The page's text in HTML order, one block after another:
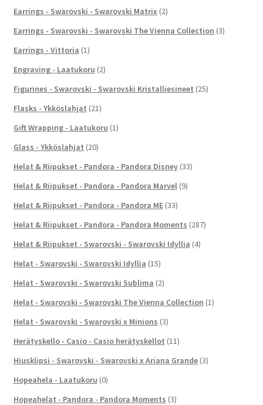
Earrings - Swarovski - Swarovski Matrix (2)
Earrings - Swarovski - Swarovski The Vienna Collection (3)
Earrings - Vittoria (1)
Engraving - Laatukoru (2)
Figurines - Swarovski - Swarovski Kristalliesineet (25)
Flasks - Ykköslahjat (21)
Gift Wrapping - Laatukoru (1)
Glass - Ykköslahjat (20)
Helat & Riipukset - Pandora - Pandora Disney (33)
Helat & Riipukset - Pandora - Pandora Marvel (9)
Helat & Riipukset - Pandora - Pandora ME (33)
Helat & Riipukset - Pandora - Pandora Moments (287)
Helat & Riipukset - Swarovski - Swarovski Idyllia (4)
Helat - Swarovski - Swarovski Idyllia (15)
Helat - Swarovski - Swarovski Sublima (2)
Helat - Swarovski - Swarovski The Vienna Collection (1)
Helat - Swarovski - Swarovski x Minions (3)
Herätyskello - Casio - Casio herätyskellot (11)
Hiusklipsi - Swarovski - Swarovski x Ariana Grande (3)
Hopeahela - Laatukoru (0)
Hopeahelat - Pandora - Pandora Moments (3)